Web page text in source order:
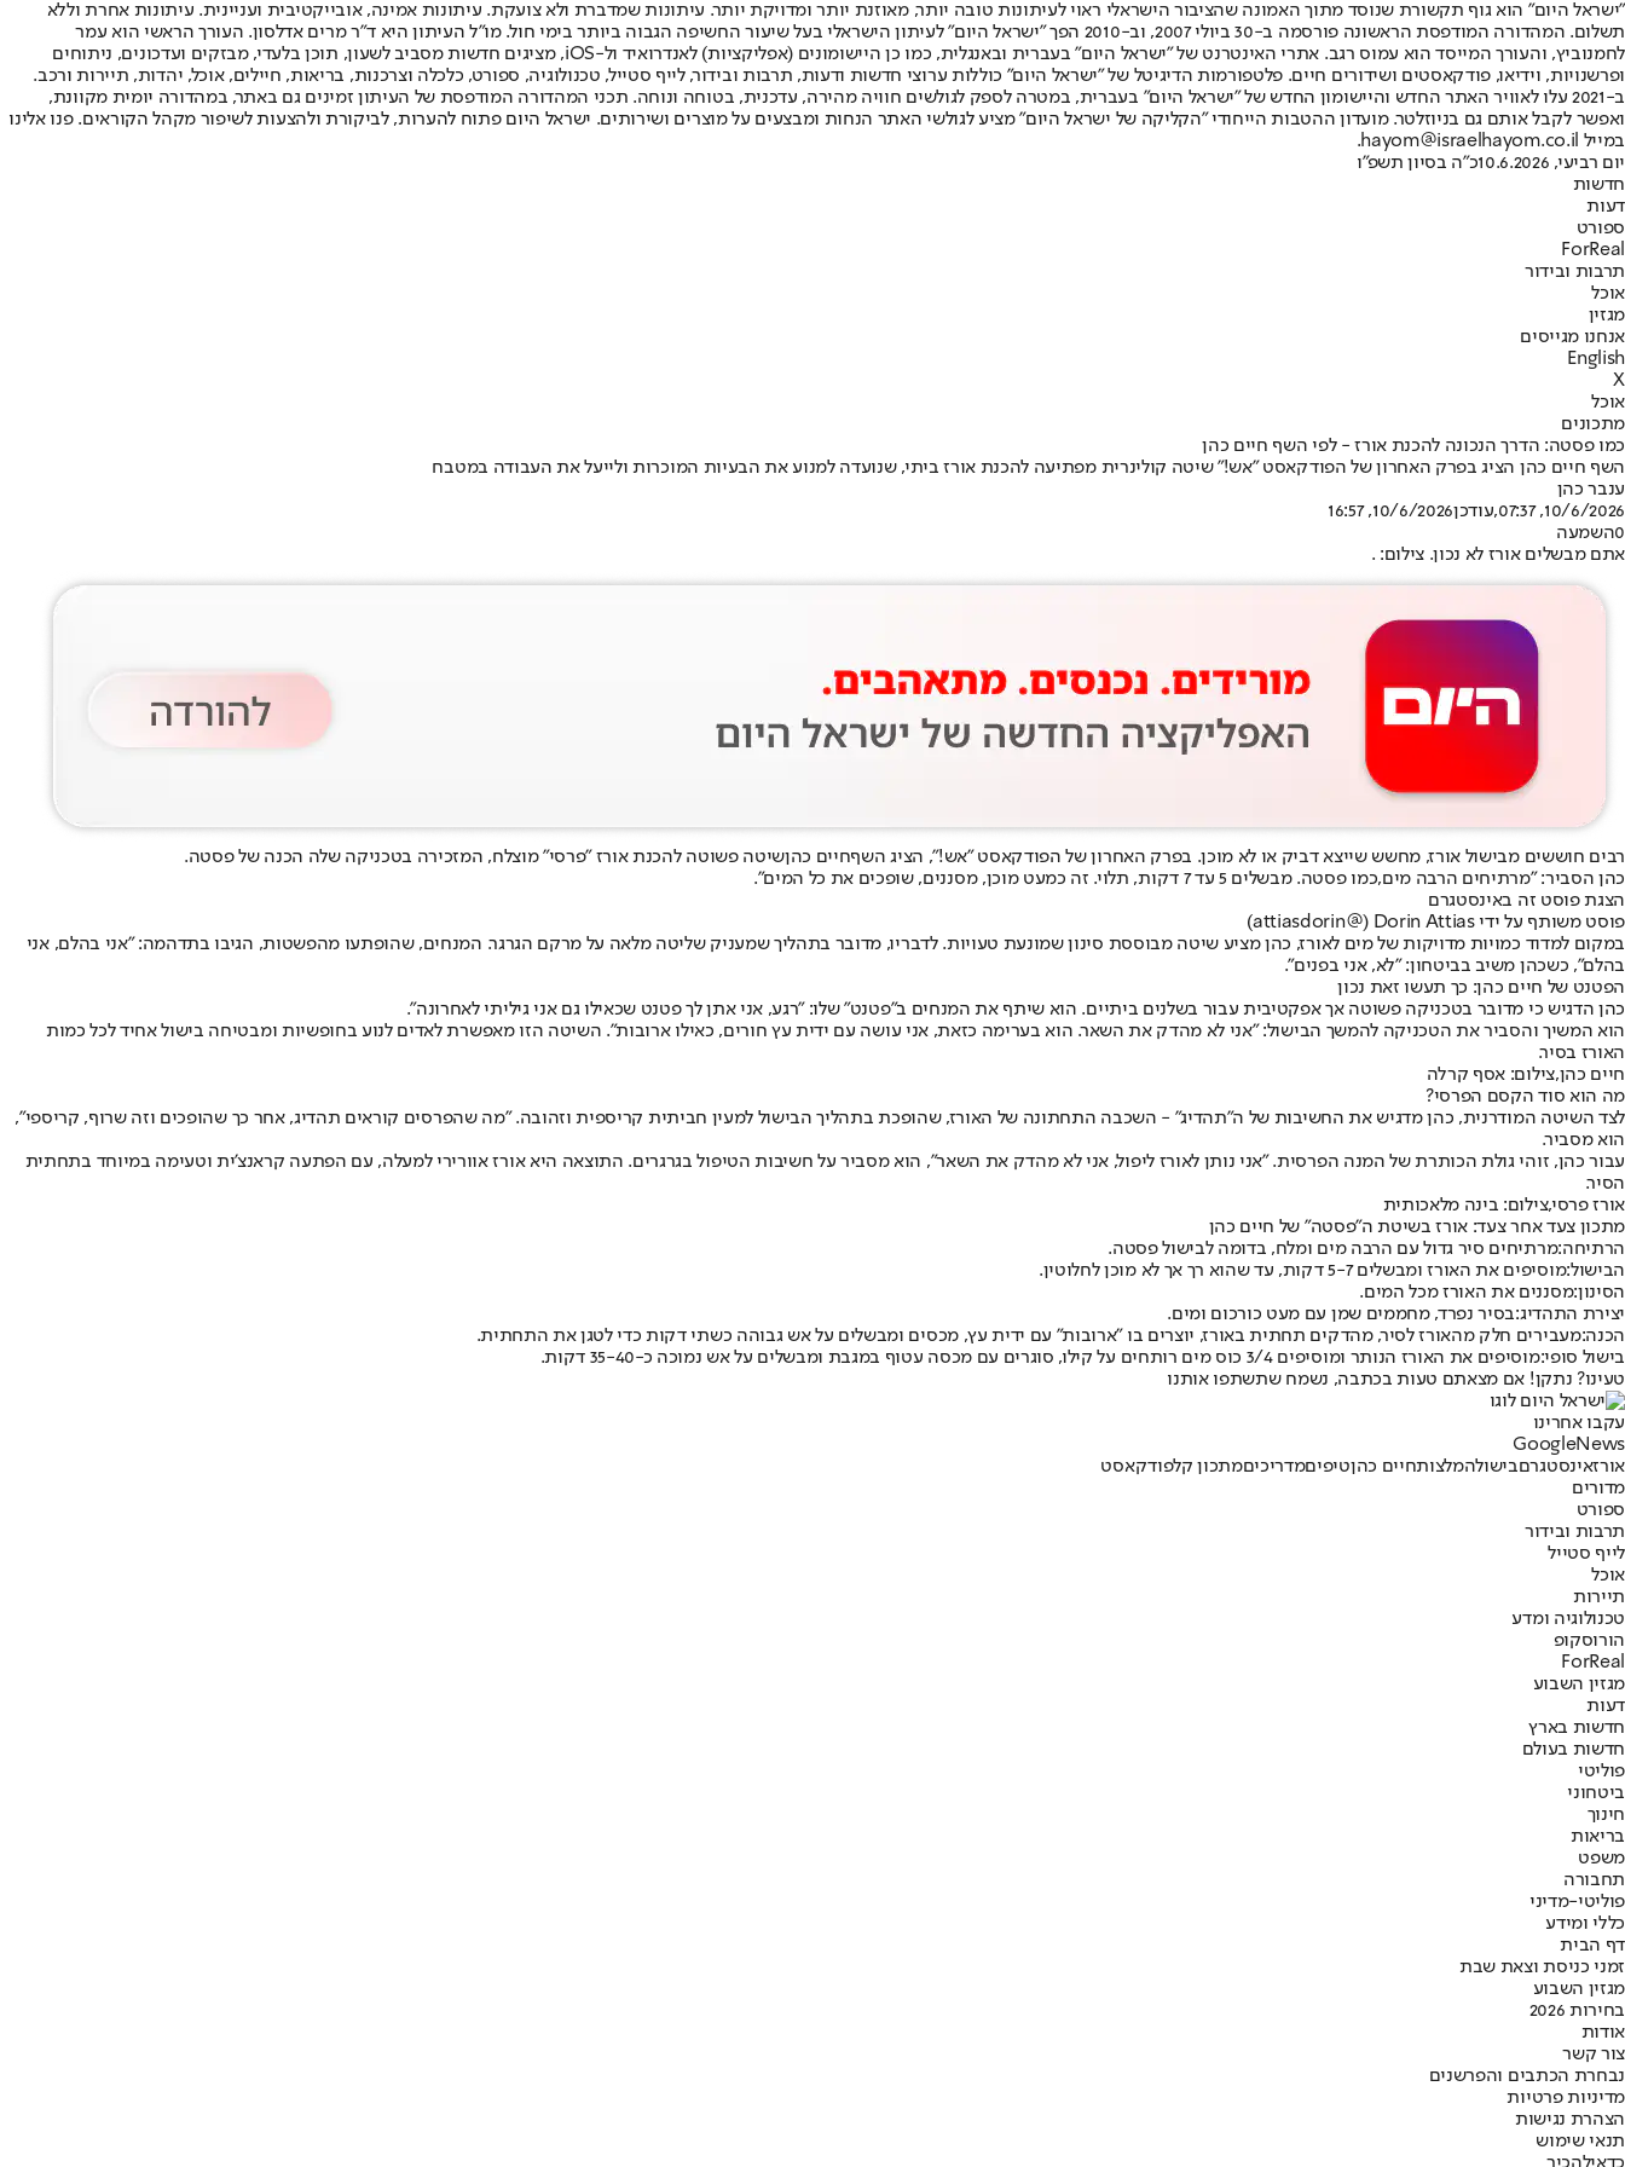
"ישראל היום" הוא גוף תקשורת שנוסד מתוך האמונה שהציבור הישראלי ראוי לעיתונות טובה יותר, מאוזנת יותר ומדויקת יותר. עיתונות שמדברת ולא צועקת. עיתונות אמינה, אובייקטיבית ועניינית. עיתונות אחרת וללא
תשלום. המהדורה המודפסת הראשונה פורסמה ב-30 ביולי 2007, וב-2010 הפך "ישראל היום" לעיתון הישראלי בעל שיעור החשיפה הגבוה ביותר בימי חול. מו"ל העיתון היא ד"ר מרים אדלסון. העורך הראשי הוא עמר
לחמנוביץ, והעורך המייסד הוא עמוס רגב. אתרי האינטרנט של "ישראל היום" בעברית ובאנגלית, כמו כן היישומונים (אפליקציות) לאנדרואיד ול-iOS, מציגים חדשות מסביב לשעון, תוכן בלעדי, מבזקים ועדכונים, ניתוחים
ופרשנויות, וידיאו, פודקאסטים ושידורים חיים. פלטפורמות הדיגיטל של "ישראל היום" כוללות ערוצי חדשות ודעות, תרבות ובידור, לייף סטייל, טכנולוגיה, ספורט, כלכלה וצרכנות, בריאות, חיילים, אוכל, יהדות, תיירות ורכב.
ב-2021 עלו לאוויר האתר החדש והיישומון החדש של "ישראל היום" בעברית, במטרה לספק לגולשים חוויה מהירה, עדכנית, בטוחה ונוחה. תכני המהדורה המודפסת של העיתון זמינים גם באתר, במהדורה יומית מקוונת,
ואפשר לקבל אותם גם בניוזלטר. מועדון ההטבות הייחודי "הקליקה של ישראל היום" מציע לגולשי האתר הנחות ומבצעים על מוצרים ושירותים. ישראל היום פתוח להערות, לביקורת ולהצעות לשיפור מקהל הקוראים. פנו אלינו
במייל hayom@israelhayom.co.il.
יום רביעי, 10.6.2026
כ"ה בסיון תשפ"ו
חדשות
דעות
ספורט
ForReal
תרבות ובידור
אוכל
מגזין
אנחנו מגייסים
English
X
אוכל
מתכונים
כמו פסטה: הדרך הנכונה להכנת אורז - לפי השף חיים כהן
השף חיים כהן הציג בפרק האחרון של הפודקאסט "אש!" שיטה קולינרית מפתיעה להכנת אורז ביתי, שנועדה למנוע את הבעיות המוכרות ולייעל את העבודה במטבח
ענבר כהן
10/6/2026, 07:37
,עודכן10/6/2026, 16:57
0השמעה
אתם מבשלים אורז לא נכון. צילום: .
רבים חוששים מבישול אורז, מחשש שייצא דביק או לא מוכן. בפרק האחרון של הפודקאסט "אש!", הציג השףחיים כהןשיטה פשוטה להכנת אורז "פרסי" מוצלח, המזכירה בטכניקה שלה הכנה של פסטה.
כהן הסביר: "מרתיחים הרבה מים,כמו פסטה. מבשלים 5 עד 7 דקות, תלוי. זה כמעט מוכן, מסננים, שופכים את כל המים".
הצגת פוסט זה באינסטגרם
פוסט משותף על ידי ‏‎Dorin Attias‎‏ (@‏‎attiasdorin‎‏)
במקום למדוד כמויות מדויקות של מים לאורז, כהן מציע שיטה מבוססת סינון שמונעת טעויות. לדבריו, מדובר בתהליך שמעניק שליטה מלאה על מרקם הגרגר. המנחים, שהופתעו מהפשטות, הגיבו בתדהמה: "אני בהלם, אני
בהלם", כשכהן משיב בביטחון: "לא, אני בפנים".
הפטנט של חיים כהן: כך תעשו זאת נכון
כהן הדגיש כי מדובר בטכניקה פשוטה אך אפקטיבית עבור בשלנים ביתיים. הוא שיתף את המנחים ב"פטנט" שלו: "רגע, אני אתן לך פטנט שכאילו גם אני גיליתי לאחרונה".
הוא המשיך והסביר את הטכניקה להמשך הבישול: "אני לא מהדק את השאר. הוא בערימה כזאת, אני עושה עם ידית עץ חורים, כאילו ארובות". השיטה הזו מאפשרת לאדים לנוע בחופשיות ומבטיחה בישול אחיד לכל כמות
האורז בסיר.
חיים כהן,צילום: אסף קרלה
מה הוא סוד הקסם הפרסי?
לצד השיטה המודרנית, כהן מדגיש את החשיבות של ה"תהדיג" - השכבה התחתונה של האורז, שהופכת בתהליך הבישול למעין חביתית קריספית וזהובה. "מה שהפרסים קוראים תהדיג, אחר כך שהופכים וזה שרוף, קריספי",
הוא מסביר.
עבור כהן, זוהי גולת הכותרת של המנה הפרסית. "אני נותן לאורז ליפול, אני לא מהדק את השאר", הוא מסביר על חשיבות הטיפול בגרגרים. התוצאה היא אורז אוורירי למעלה, עם הפתעה קראנצ'ית וטעימה במיוחד בתחתית
הסיר.
אורז פרסי,צילום: בינה מלאכותית
מתכון צעד אחר צעד: אורז בשיטת ה"פסטה" של חיים כהן
הרתיחה:מרתיחים סיר גדול עם הרבה מים ומלח, בדומה לבישול פסטה.
הבישול:מוסיפים את האורז ומבשלים 5-7 דקות, עד שהוא רך אך לא מוכן לחלוטין.
הסינון:מסננים את האורז מכל המים.
יצירת התהדיג:בסיר נפרד, מחממים שמן עם מעט כורכום ומים.
הכנה:מעבירים חלק מהאורז לסיר, מהדקים תחתית באורז, יוצרים בו "ארובות" עם ידית עץ, מכסים ומבשלים על אש גבוהה כשתי דקות כדי לטגן את התחתית.
בישול סופי:מוסיפים את האורז הנותר ומוסיפים 3/4 כוס מים רותחים על קילו, סוגרים עם מכסה עטוף במגבת ומבשלים על אש נמוכה כ-35-40 דקות.
טעינו? נתקן! אם מצאתם טעות בכתבה, נשמח שתשתפו אותנו
עקבו אחרינו
Googl eNews
אורזאינסטגרםבישולהמלצותחיים כהןטיפיםמדריכיםמתכון קלפודקאסט
מדורים
ספורט
תרבות ובידור
לייף סטייל
אוכל
תיירות
טכנולוגיה ומדע
הורוסקופ
ForReal
מגזין השבוע
דעות
חדשות בארץ
חדשות בעולם
פוליטי
ביטחוני
חינוך
בריאות
משפט
תחבורה
פוליטי-מדיני
כללי ומידע
דף הבית
זמני כניסת וצאת שבת
מגזין השבוע
בחירות 2026
אודות
צור קשר
נבחרת הכתבים והפרשנים
מדיניות פרטיות
הצהרת נגישות
תנאי שימוש